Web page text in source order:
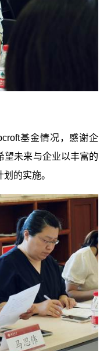
基金情况，感谢企
望未来与企业以丰富的
的实施。